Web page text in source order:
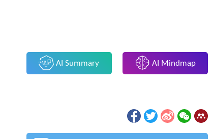
AI Summary AI Mindmap